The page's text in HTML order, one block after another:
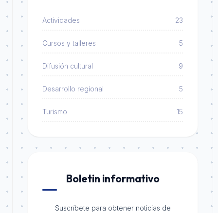
Actividades 23
Cursos y talleres 5
Difusión cultural 9
Desarrollo regional 5
Turismo 15
Boletin informativo
Suscríbete para obtener noticias de